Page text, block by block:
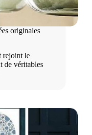
originales
rejoint le
de véritables